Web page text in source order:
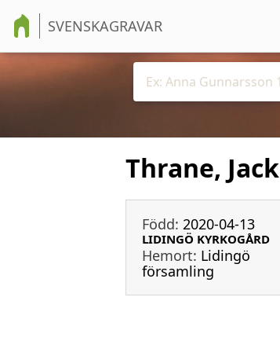
SVENSKAGRAVAR
Thrane, Jack
Född: 2020-04-13
LIDINGÖ KYRKOGÅRD
Hemort: Lidingö
församling